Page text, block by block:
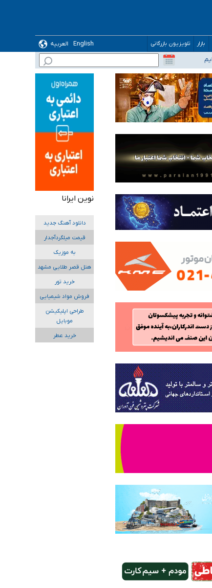
بازار تلویزیون بازرگانی English
العربیه
نوین ایرانا
دانلود آهنگ جدید
قیمت میلگردآجدار
به موزیک
هتل قصر طلایی مشهد
خرید تور
فروش مواد شیمیایی
طراحی اپلیکیشن
موبایل
خرید عطر